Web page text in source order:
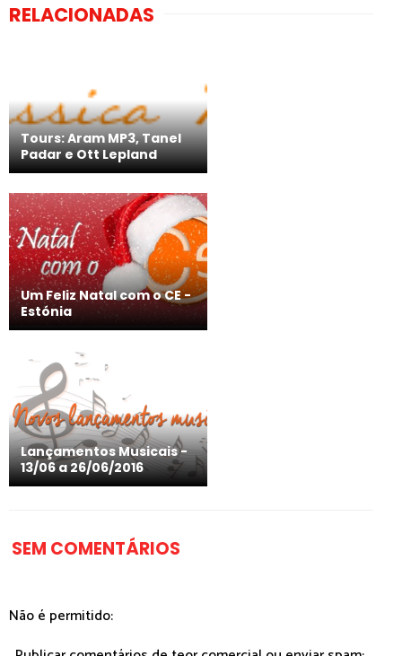
RELACIONADAS
Tours: Aram MP3, Tanel
Padar e Ott Lepland
Um Feliz Natal com o CE -
Estónia
Lançamentos Musicais -
13/06 a 26/06/2016
SEM COMENTÁRIOS
Não é permitido: